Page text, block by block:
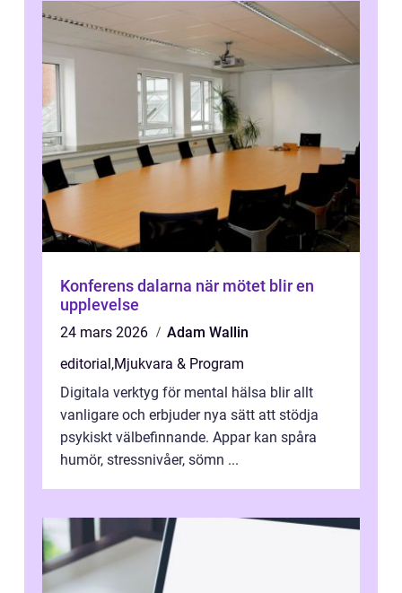
Konferens dalarna när mötet blir en
upplevelse
24 mars 2026
Adam Wallin
editorial,Mjukvara & Program
Digitala verktyg för mental hälsa blir allt
vanligare och erbjuder nya sätt att stödja
psykiskt välbefinnande. Appar kan spåra
humör, stressnivåer, sömn ...